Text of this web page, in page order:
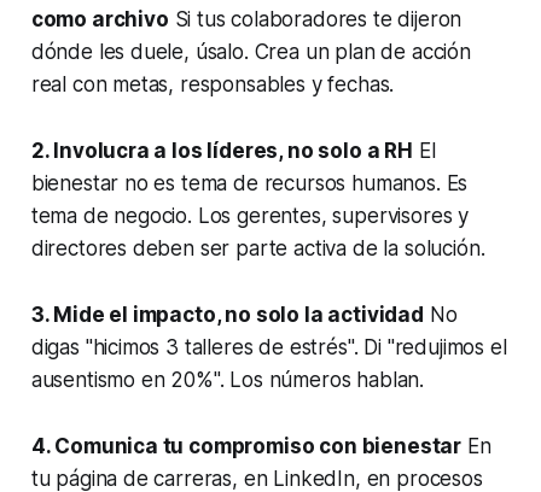
como archivo Si tus colaboradores te dijeron
dónde les duele, úsalo. Crea un plan de acción
real con metas, responsables y fechas.
2. Involucra a los líderes, no solo a RH El
bienestar no es tema de recursos humanos. Es
tema de negocio. Los gerentes, supervisores y
directores deben ser parte activa de la solución.
3. Mide el impacto, no solo la actividad No
digas "hicimos 3 talleres de estrés". Di "redujimos el
ausentismo en 20%". Los números hablan.
4. Comunica tu compromiso con bienestar En
tu página de carreras, en LinkedIn, en procesos